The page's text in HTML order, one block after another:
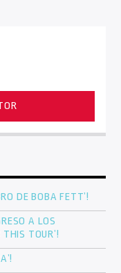
DE BOBA FETT’!
A LOS
THIS TOUR’!